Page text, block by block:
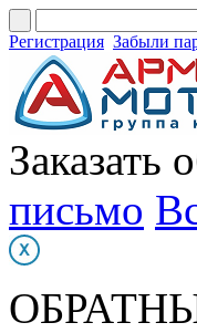
Регистрация Забыли
Заказать
письмо